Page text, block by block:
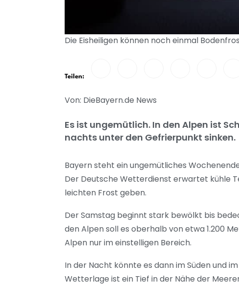
Die Eisheiligen können noch einmal
Teilen:
Von: DieBayern.de News
Es ist ungemütlich. In den Alpen ist
nachts unter den Gefrierpunkt sinken.
Bayern steht ein ungemütliches
Der Deutsche Wetterdienst erwartet kühle
leichten Frost geben.
Der Samstag beginnt stark bewölkt bis
den Alpen soll es oberhalb von etwa 1.200
Alpen nur im einstelligen Bereich.
In der Nacht könnte es dann im Süden und
Wetterlage ist ein Tief in der Nähe der